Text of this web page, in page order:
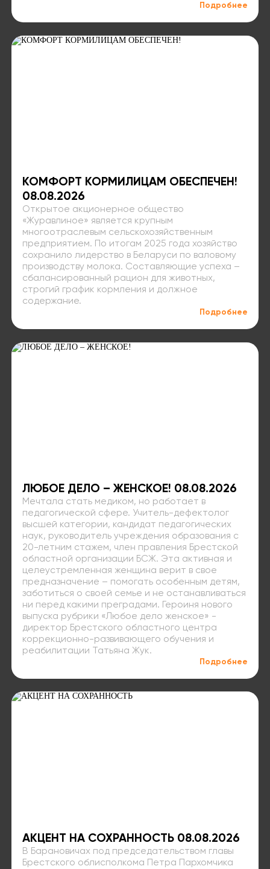
Подробнее
КОМФОРТ КОРМИЛИЦАМ ОБЕСПЕЧЕН!
08.08.2026
Открытое акционерное общество
«Журавлиное» является крупным
многоотраслевым сельскохозяйственным
предприятием. По итогам 2025 года хозяйство
сохранило лидерство в Беларуси по валовому
производству молока. Составляющие успеха –
сбалансированный рацион для животных,
строгий график кормления и должное
содержание.
Подробнее
ЛЮБОЕ ДЕЛО – ЖЕНСКОЕ! 08.08.2026
Мечтала стать медиком, но работает в
педагогической сфере. Учитель-дефектолог
высшей категории, кандидат педагогических
наук, руководитель учреждения образования с
20-летним стажем, член правления Брестской
областной организации БСЖ. Эта активная и
целеустремленная женщина верит в свое
предназначение – помогать особенным детям,
заботиться о своей семье и не останавливаться
ни перед какими преградами. Героиня нового
выпуска рубрики «Любое дело женское» -
директор Брестского областного центра
коррекционно-развивающего обучения и
реабилитации Татьяна Жук.
Подробнее
АКЦЕНТ НА СОХРАННОСТЬ 08.08.2026
В Барановичах под председательством главы
Брестского облисполкома Петра Пархомчика